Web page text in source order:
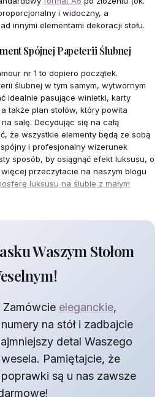
i widoczny, a
innymi elementami dekoracji stołu.
Spójnej Papeterii Ślubnej
nr 1 to dopiero początek.
ślubnej w tym samym, wytwornym
idealnie pasujące winietki, karty
także plan stołów, który powita
salę. Decydując się na całą
że wszystkie elementy będą ze sobą
i profesjonalny wizerunek
sposób, by osiągnąć efekt luksusu, o
przeczytacie na naszym blogu
luksusu na ślubie z małym
Waszym Stołom
Zamówcie eleganckie,
na stół i zadbajcie
detal Waszego
Pamiętajcie, że
są u nas zawsze